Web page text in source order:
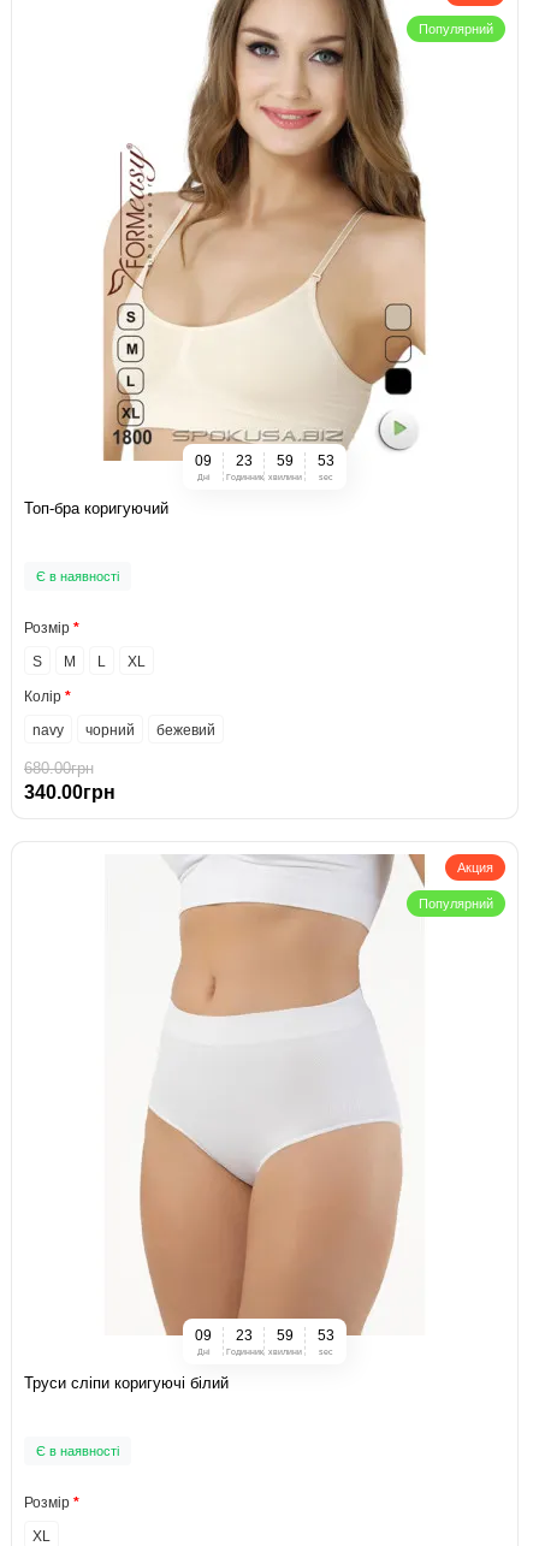
Популярний
09
Дні
23
Годинник
59
хвилини
52
sec
Топ-бра коригуючий
Є в наявності
Розмір
S
M L XL
Колір
navy
чорний бежевий
680.00грн
340.00грн
Акция
Популярний
09
Дні
23
Годинник
59
хвилини
52
sec
Труси сліпи коригуючі білий
Є в наявності
Розмір
XL